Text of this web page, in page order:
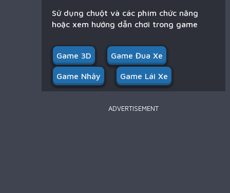
Sử dụng chuột và các phím chức năng
hoặc xem hướng dẫn chơi trong game
Game 3D Game Đua Xe
Game Nhảy Game Lái Xe
ADVERTISEMENT